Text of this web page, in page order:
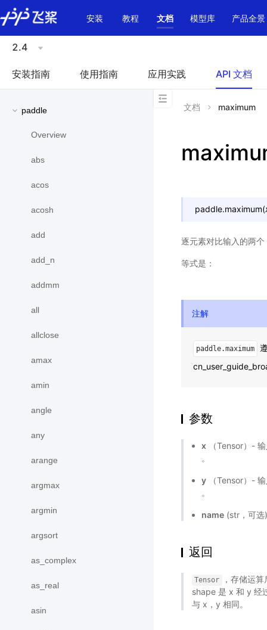
\u200E
安装
教程 文档 模型库 产品全景
2.4
安装指南 使用指南 应用实践 API 文档
paddle
Overview
abs
acos
acosh
add
add_n
addmm
all
allclose
amax
amin
angle
any
arange
argmax
argmin
argsort
as_complex
as_real
asin
文档 maximum
paddle.maximum(
逐元素对比输入的两
等式是：
注解
paddle.maximum
参数
x （Tensor）-
。
y （Tensor）-
。
name (str，可
返回
Tensor
，存储运
shape 是 x 和 y 经
与 x，y 相同。